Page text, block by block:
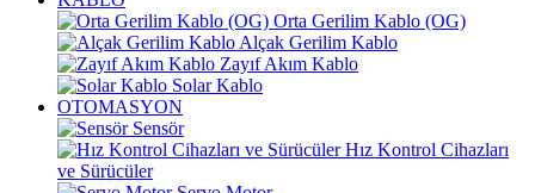
Orta Gerilim Kablo (OG)
Alçak Gerilim Kablo
Zayıf Akım Kablo
Solar Kablo
OTOMASYON
Sensör
Hız Kontrol Cihazları
ve Sürücüler